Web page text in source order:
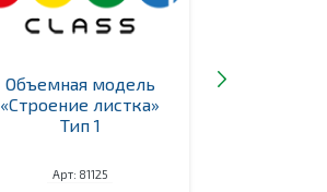
Объемная модель
«Строение листка»
Тип 1
Арт: 81125